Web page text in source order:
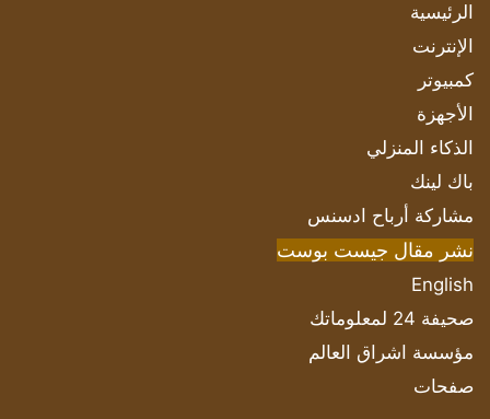
الرئيسية
الإنترنت
كمبيوتر
الأجهزة
الذكاء المنزلي
باك لينك
مشاركة أرباح ادسنس
نشر مقال جيست بوست
English
صحيفة 24 لمعلوماتك
مؤسسة اشراق العالم
صفحات